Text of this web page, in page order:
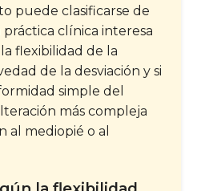
puede clasificarse de
práctica clínica interesa
flexibilidad de la
de la desviación y si
simple del
más compleja
al mediopié o al